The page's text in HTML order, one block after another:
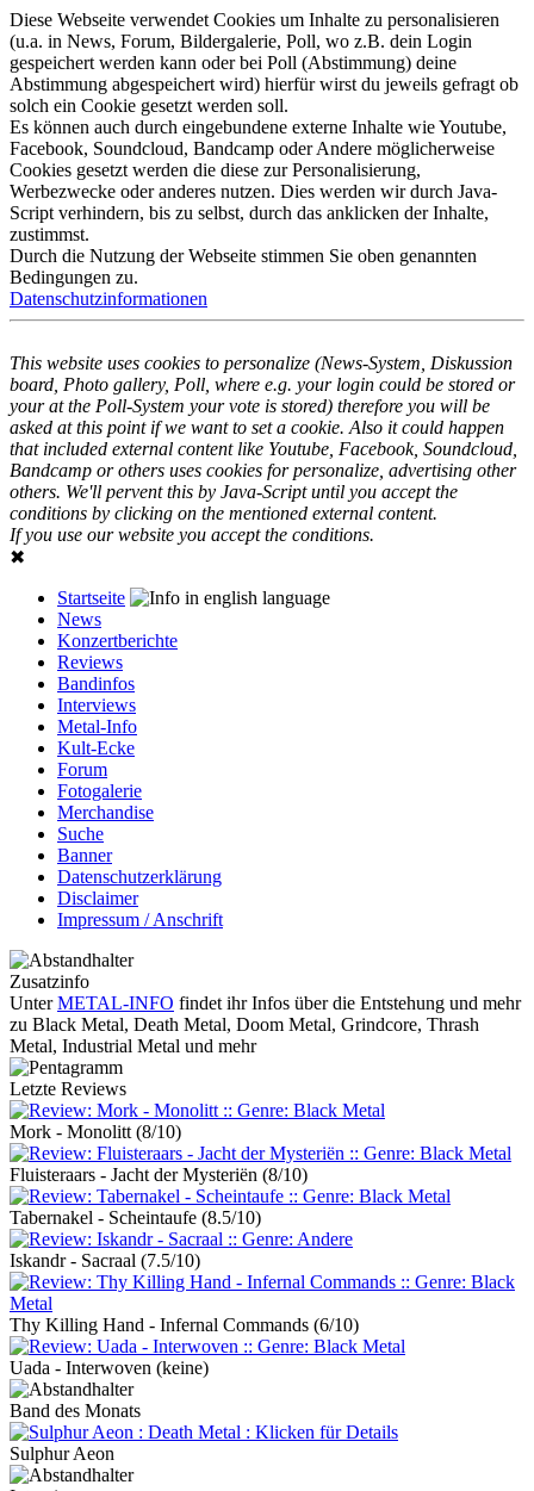
Diese Webseite verwendet Cookies um Inhalte zu personalisieren
(u.a. in News, Forum, Bildergalerie, Poll, wo z.B. dein Login
gespeichert werden kann oder bei Poll (Abstimmung) deine
Abstimmung abgespeichert wird) hierfür wirst du jeweils gefragt ob
solch ein Cookie gesetzt werden soll.
Es können auch durch eingebundene externe Inhalte wie Youtube,
Facebook, Soundcloud, Bandcamp oder Andere möglicherweise
Cookies gesetzt werden die diese zur Personalisierung,
Werbezwecke oder anderes nutzen. Dies werden wir durch Java-
Script verhindern, bis zu selbst, durch das anklicken der Inhalte,
zustimmst.
Durch die Nutzung der Webseite stimmen Sie oben genannten
Bedingungen zu.
Datenschutzinformationen
This website uses cookies to personalize (News-System, Diskussion
board, Photo gallery, Poll, where e.g. your login could be stored or
your at the Poll-System your vote is stored) therefore you will be
asked at this point if we want to set a cookie. Also it could happen
that included external content like Youtube, Facebook, Soundcloud,
Bandcamp or others uses cookies for personalize, advertising other
others. We'll pervent this by Java-Script until you accept the
conditions by clicking on the mentioned external content.
If you use our website you accept the conditions.
✖
Startseite
News
Konzertberichte
Reviews
Bandinfos
Interviews
Metal-Info
Kult-Ecke
Forum
Fotogalerie
Merchandise
Suche
Banner
Datenschutzerklärung
Disclaimer
Impressum / Anschrift
Zusatzinfo
UnterMETAL-INFO findet ihr Infos über die Entstehung und mehr
zu Black Metal, Death Metal, Doom Metal, Grindcore, Thrash
Metal, Industrial Metal und mehr
Letzte Reviews
Mork - Monolitt (8/10)
Fluisteraars - Jacht der Mysteriën (8/10)
Tabernakel - Scheintaufe (8.5/10)
Iskandr - Sacraal (7.5/10)
Thy Killing Hand - Infernal Commands (6/10)
Uada - Interwoven (keine)
Band des Monats
Sulphur Aeon